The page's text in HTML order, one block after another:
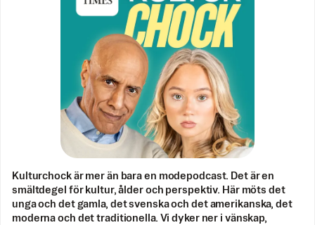
Kulturchock är mer än bara en modepodcast. Det är en
smältdegel för kultur, ålder och perspektiv. Här möts det
unga och det gamla, det svenska och det amerikanska, det
moderna och det traditionella. Vi dyker ner i vänskap,